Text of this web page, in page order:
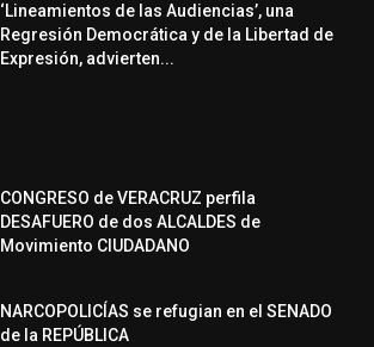
‘Lineamientos de las Audiencias’, una
Regresión Democrática y de la Libertad de
Expresión, advierten...
CONGRESO de VERACRUZ perfila
DESAFUERO de dos ALCALDES de
Movimiento CIUDADANO
NARCOPOLICÍAS se refugian en el SENADO
de la REPÚBLICA